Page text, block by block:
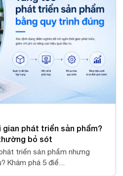
phát triển sản phẩm?
bỏ sót
triển sản phẩm nhưng
phá 5 điể...